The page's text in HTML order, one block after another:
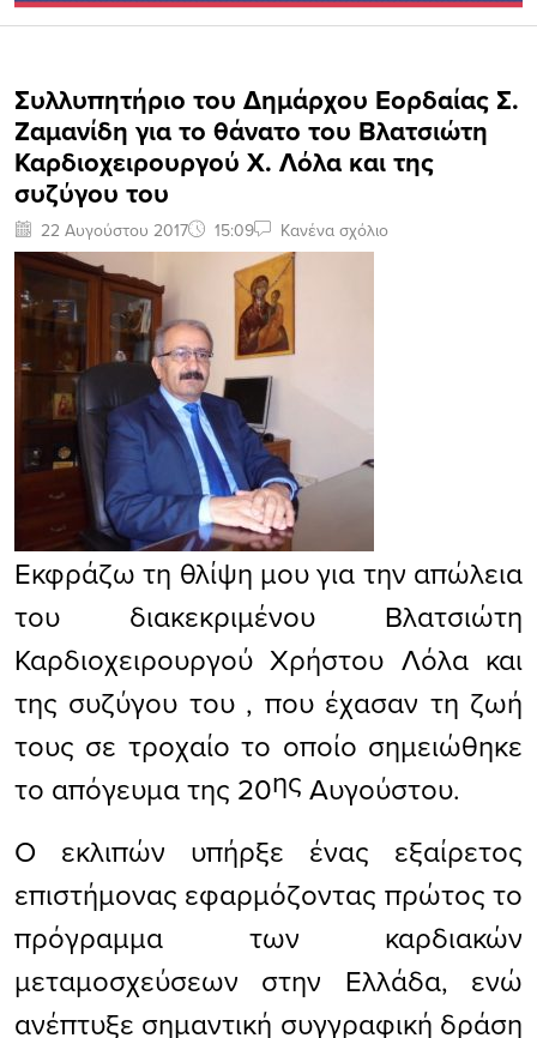
Συλλυπητήριο του Δημάρχου Εορδαίας Σ.
Ζαμανίδη για το θάνατο του Βλατσιώτη
Καρδιοχειρουργού Χ. Λόλα και της
συζύγου του
22 Αυγούστου 2017 15:09 Κανένα σχόλιο
Εκφράζω τη θλίψη μου για την απώλεια
του διακεκριμένου Βλατσιώτη
Καρδιοχειρουργού Χρήστου Λόλα και
της συζύγου του , που έχασαν τη ζωή
τους σε τροχαίο το οποίο σημειώθηκε
το απόγευμα της 20ης Αυγούστου.
Ο εκλιπών υπήρξε ένας εξαίρετος
επιστήμονας εφαρμόζοντας πρώτος το
πρόγραμμα των καρδιακών
μεταμοσχεύσεων στην Ελλάδα, ενώ
ανέπτυξε σημαντική συγγραφική δράση